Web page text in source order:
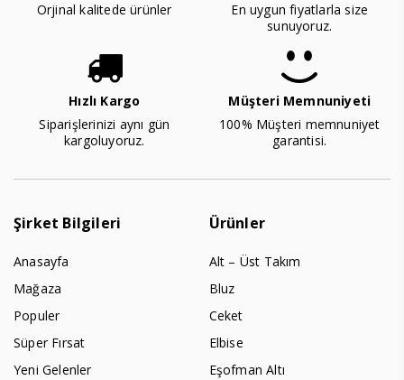
Orjinal kalitede ürünler
En uygun fiyatlarla size
sunuyoruz.
Hızlı Kargo
Siparişlerinizi aynı gün
kargoluyoruz.
Müşteri Memnuniyeti
100% Müşteri memnuniyet
garantisi.
Şirket Bilgileri
Anasayfa
Mağaza
Populer
Süper Fırsat
Yeni Gelenler
Ürünler
Alt – Üst Takım
Bluz
Ceket
Elbise
Eşofman Altı